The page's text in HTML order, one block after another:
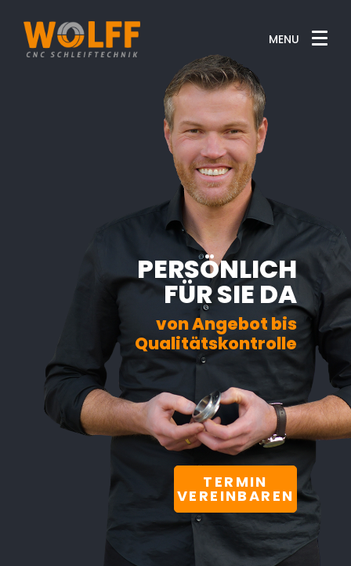
MENU
PERSÖNLICH
FÜR SIE DA
von Angebot bis
Qualitätskontrolle
TERMIN
VEREINBAREN